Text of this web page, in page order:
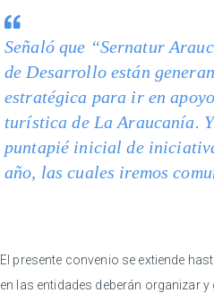
Señaló que “Sernatur
de Desarrollo están
estratégica para ir en
turística de La Araucanía.
puntapié inicial de
año, las cuales iremos
El presente convenio se extiende
en las entidades deberán organizar